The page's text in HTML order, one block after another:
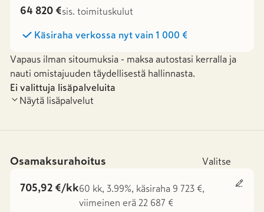
64 820 €sis. toimituskulut
Käsiraha verkossa nyt vain 1 000 €
Vapaus ilman sitoumuksia - maksa autostasi kerralla ja
nauti omistajuuden täydellisestä hallinnasta.
Ei valittuja lisäpalveluita
Näytä lisäpalvelut
Osamaksurahoitus Valitse
705,92 €/kk60 kk, 3.99%, käsiraha 9 723 €,
viimeinen erä 22 687 €